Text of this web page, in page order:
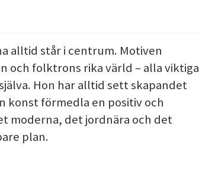
alltid står i centrum. Motiven
och folktrons rika värld – alla viktiga
Hon har alltid sett skapandet
konst förmedla en positiv och
moderna, det jordnära och det
plan.